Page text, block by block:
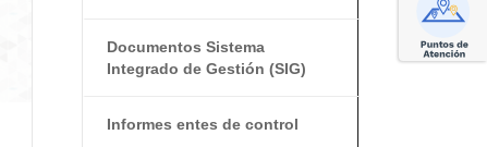
Documentos Sistema
Integrado de Gestión (SIG)
Informes entes de control